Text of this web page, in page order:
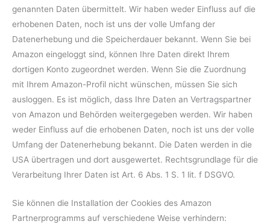
genannten Daten übermittelt. Wir haben weder Einfluss auf die
erhobenen Daten, noch ist uns der volle Umfang der
Datenerhebung und die Speicherdauer bekannt. Wenn Sie bei
Amazon eingeloggt sind, können Ihre Daten direkt Ihrem
dortigen Konto zugeordnet werden. Wenn Sie die Zuordnung
mit Ihrem Amazon-Profil nicht wünschen, müssen Sie sich
ausloggen. Es ist möglich, dass Ihre Daten an Vertragspartner
von Amazon und Behörden weitergegeben werden. Wir haben
weder Einfluss auf die erhobenen Daten, noch ist uns der volle
Umfang der Datenerhebung bekannt. Die Daten werden in die
USA übertragen und dort ausgewertet. Rechtsgrundlage für die
Verarbeitung Ihrer Daten ist Art. 6 Abs. 1 S. 1 lit. f DSGVO.
Sie können die Installation der Cookies des Amazon
Partnerprogramms auf verschiedene Weise verhindern: